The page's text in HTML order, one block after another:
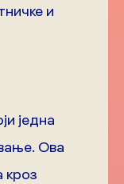
и
једна
Ова
кроз